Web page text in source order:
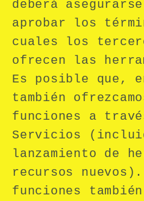
deberá
aprobar los
cuales los
ofrecen las
Es posible que,
también
funciones a
Servicios
lanzamiento de
recursos
funciones